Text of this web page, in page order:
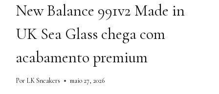
New Balance 991v2 Made in
UK Sea Glass chega com
acabamento premium
Por LK Sneakers maio 27, 2026